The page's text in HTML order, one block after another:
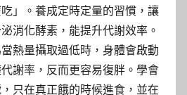
」。養成定時定量的習慣，讓
消化酵素，能提升代謝效率。
熱量攝取過低時，身體會啟動
謝率，反而更容易復胖。學會
只在真正餓的時候進食，並在